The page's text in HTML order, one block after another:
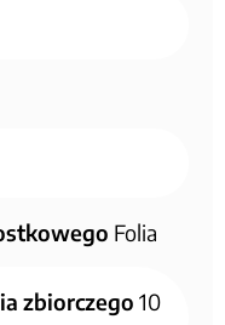
Folia
zbiorczego 10